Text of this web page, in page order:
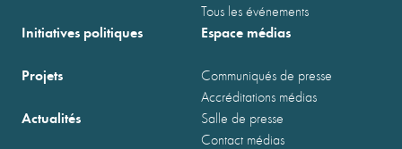
Tous les événements
Initiatives politiques
Projets
Actualités
Espace médias
Communiqués de presse
Accréditations médias
Salle de presse
Contact médias